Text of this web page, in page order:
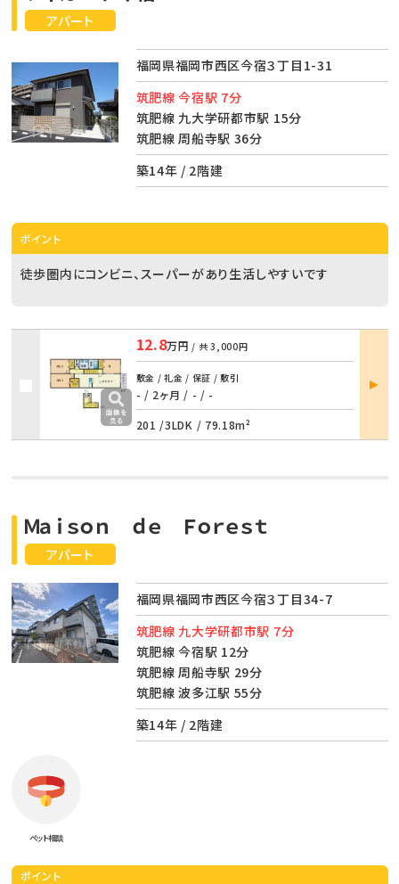
アパート
福岡県福岡市西区今宿３丁目1-31
筑肥線 今宿駅 7分
筑肥線 九大学研都市駅 15分
筑肥線 周船寺駅 36分
築14年 / 2階建
ポイント
徒歩圏内にコンビニ、スーパーがあり生活しやすいです
12.8万円 / 共3,000円
敷金 / 礼金 / 保証 / 敷引
- / 2ヶ月 / - / -
201 /3LDK / 79.18m²
部屋
詳細
アパート
Ｍａｉｓｏｎ ｄｅ Ｆｏｒｅｓｔ
福岡県福岡市西区今宿３丁目34-7
筑肥線 九大学研都市駅 7分
筑肥線 今宿駅 12分
筑肥線 周船寺駅 29分
筑肥線 波多江駅 55分
築14年 / 2階建
ペット相談
ポイント